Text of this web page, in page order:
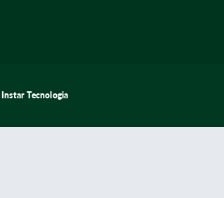
Instar Tecnologia